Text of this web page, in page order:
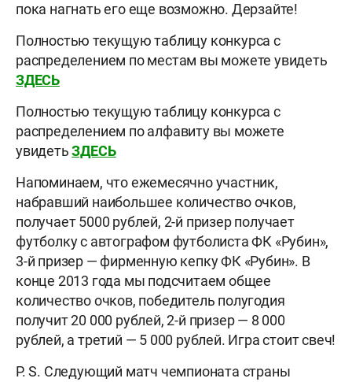
пока нагнать его еще возможно. Дерзайте!
Полностью текущую таблицу конкурса с
распределением по местам вы можете увидеть
ЗДЕСЬ
Полностью текущую таблицу конкурса с
распределением по алфавиту вы можете
увидетьЗДЕСЬ
Напоминаем, что ежемесячно участник,
набравший наибольшее количество очков,
получает 5000 рублей, 2-й призер получает
футболку с автографом футболиста ФК «Рубин»,
3-й призер — фирменную кепку ФК «Рубин». В
конце 2013 года мы подсчитаем общее
количество очков, победитель полугодия
получит 20 000 рублей, 2-й призер — 8 000
рублей, а третий — 5 000 рублей. Игра стоит свеч!
P. S. Следующий матч чемпионата страны